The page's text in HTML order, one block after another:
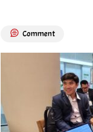
Comment